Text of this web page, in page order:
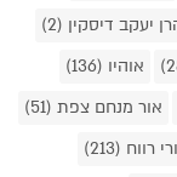
יעקב דיסקין (2)
אוהיו (136)
אור מנחם צפת (51)
רווח (213)